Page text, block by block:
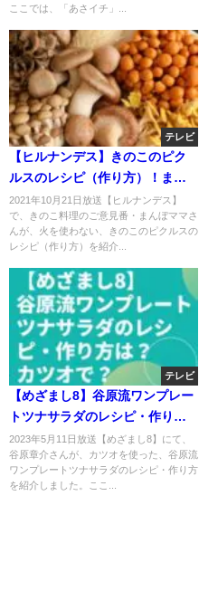
ここでは、「あさイチ」...
テレビ
【ヒルナンデス】きのこのピク
ルスのレシピ（作り方）！まん
ぼママさんおすすめ！10月21日
2021年10月21日放送【ヒルナンデス】
で、きのこ料理のご意見番・まんぼママさ
んが、火を使わない、きのこのピクルスの
レシピ（作り方）を紹介...
テレビ
【めざまし8】谷原流ワンプレー
トツナサラダのレシピ・作り方
は？カツオで？
2023年5月11日放送【めざまし8】にて、
谷原章介さんが、カツオを使った、谷原流
ワンプレートツナサラダのレシピ・作り方
を紹介しました。ここ...